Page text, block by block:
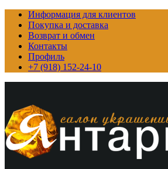
Информация для клиентов
Покупка и доставка
Возврат и обмен
Контакты
Профиль
+7 (918) 152-24-10